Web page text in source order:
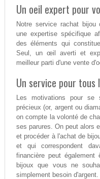
Un oeil expert pour
Notre service rachat bijou
une expertise spécifique
des éléments qui
Seul, un œil averti et
meilleur parti d'une vente
Un service pour tous
Les motivations pour se
précieux (or, argent ou
on compte la volonté de
ses parures. On peut alors
et procéder à l'achat de
et qui correspondent
financière peut
bijoux que vous ne
simplement besoin